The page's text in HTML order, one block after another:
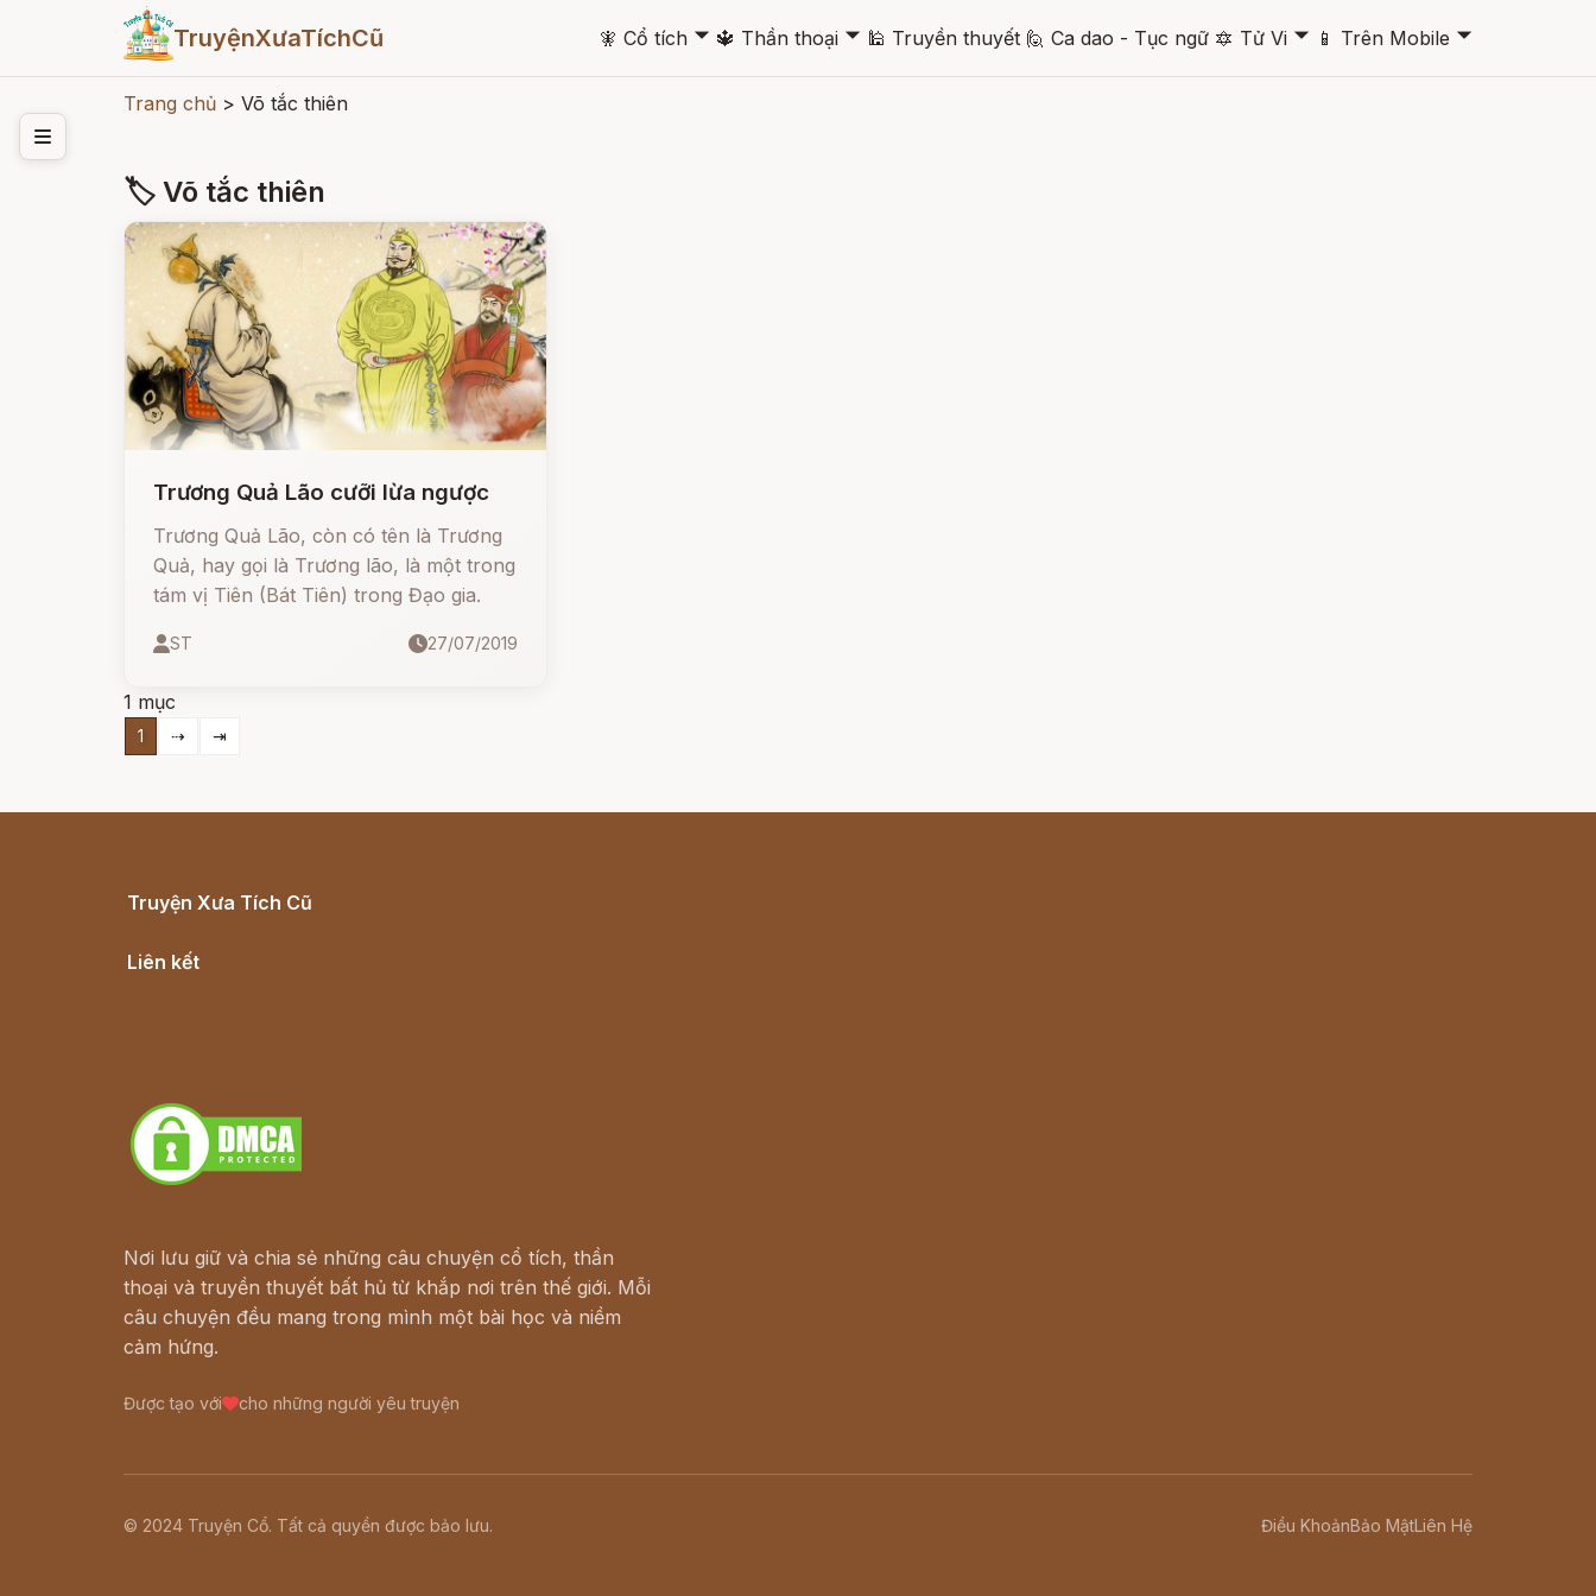
TruyệnXưaTíchCũ 🧚 Cổ tích 🞃 🔱 Thần thoại 🞃 🕌 Truyền thuyết 🙋 Ca dao - Tục ngữ 🔯 Tử Vi 🞃 📱 Trên Mobile 🞃
Trang chủ > Võ tắc thiên
🏷 Võ tắc thiên
Trương Quả Lão cưỡi lừa ngược
Trương Quả Lão, còn có tên là Trương
Quả, hay gọi là Trương lão, là một trong
tám vị Tiên (Bát Tiên) trong Đạo gia.
ST 27/07/2019
1 mục
1 ⇢ ⇥
Truyện Xưa Tích Cũ
Liên kết
Nơi lưu giữ và chia sẻ những câu chuyện cổ tích, thần
thoại và truyền thuyết bất hủ từ khắp nơi trên thế giới. Mỗi
câu chuyện đều mang trong mình một bài học và niềm
cảm hứng.
Được tạo với cho những người yêu truyện
© 2024 Truyện Cổ. Tất cả quyền được bảo lưu. Điều KhoảnBảo MậtLiên Hệ